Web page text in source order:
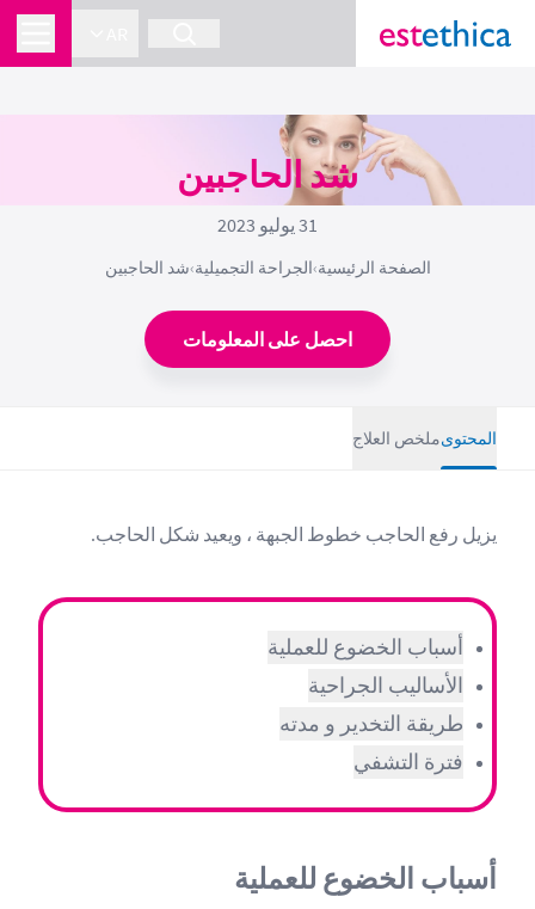
شد الحاجبين
31 يوليو 2023
الصفحة الرئيسية›الجراحة التجميلية›شد الحاجبين
احصل على المعلومات
المحتوىملخص العلاج
يزيل رفع الحاجب خطوط الجبهة ، ويعيد شكل الحاجب.
أسباب الخضوع للعملية
الأساليب الجراحية
طريقة التخدير و مدته
فترة التشفي
أسباب الخضوع للعملية